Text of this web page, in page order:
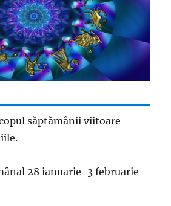
săptămânii viitoare
28 ianuarie-3 februarie